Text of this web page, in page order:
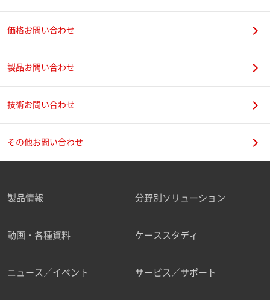
価格お問い合わせ
製品お問い合わせ
技術お問い合わせ
その他お問い合わせ
製品情報 分野別ソリューション
動画・各種資料 ケーススタディ
ニュース／イベント サービス／サポート